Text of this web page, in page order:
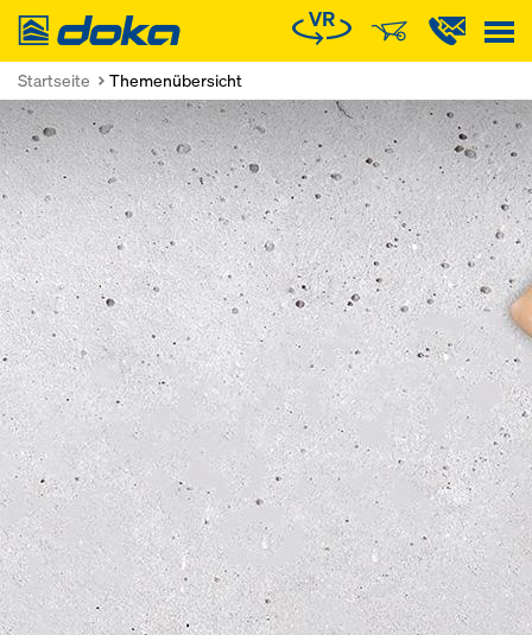
Doka
Startseite Themenübersicht